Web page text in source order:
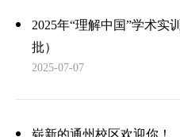
2025年“理解中国”学术实
批）
2025-07-07
崭新的通州校区欢迎你！